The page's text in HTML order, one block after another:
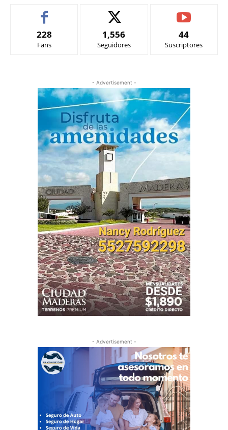
228
Fans
1,556
Seguidores
44
Suscriptores
- Advertisement -
- Advertisement -